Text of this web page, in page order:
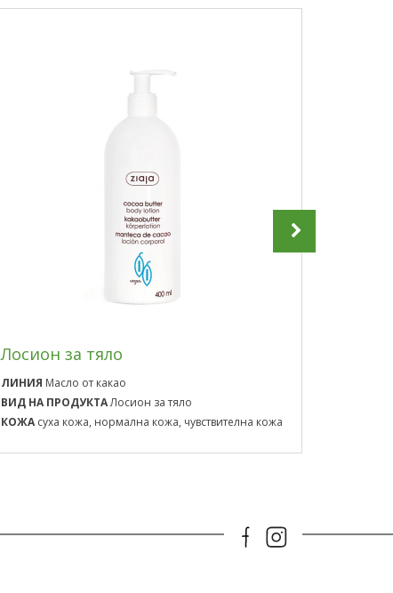
Лосион за тяло
ЛИНИЯ Масло от какао
ВИД НА ПРОДУКТАЛосион за тяло
КОЖА суха кожа, нормална кожа, чувствителна кожа